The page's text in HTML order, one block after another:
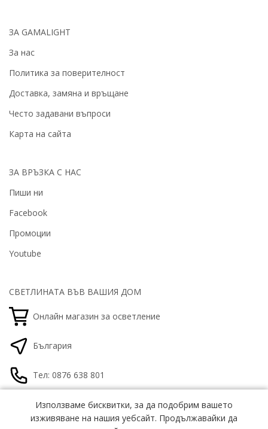
ЗА GAMALIGHT
За нас
Политика за поверителност
Доставка, замяна и връщане
Често задавани въпроси
Карта на сайта
ЗА ВРЪЗКА С НАС
Пиши ни
Facebook
Промоции
Youtube
СВЕТЛИНАТА ВЪВ ВАШИЯ ДОМ
Онлайн магазин за осветление
България
Тел: 0876 638 801
office@gamalight.bg
Използваме бисквитки, за да подобрим вашето
изживяване на нашия уебсайт. Продължавайки да
Използваме бисквитки, за да подобрим вашето
изживяване на нашия уебсайт. Продължавайки да